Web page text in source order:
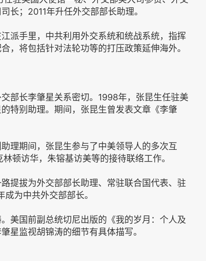
长；2011年升任外交部部长助理。
派手里，中共利用外交系统和统战系统，指挥
，将包括针对法轮功等的打压政策延伸海外。
部长李肇星关系密切。1998年，张昆生任驻美
特别助理。期间，张昆生曾发表文章《李肇
理期间，张昆生参与了中美领导人的多次互
顿访华，朱镕基访美等的接待联络工作。
提拔为外交部部长助理、常驻联合国代表、驻
为中共外交部部长。
美国前副总统切尼出版的《我的岁月：个人及
星监视胡锦涛的细节有具体描写。